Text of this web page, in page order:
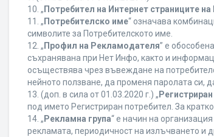
10. „ Потребител на Интернет страниците
11. „ Потребителско име“ означава
символите за Потребителското име.
12. „ Профил на Рекламодателя” е
съхранявана при Нет Инфо, както и
осъществява чрез въвеждане на
нейното ползване, да променя паролата си,
13. (доп. в сила от 01.03.2020 г.) „
под името Регистриран потребител. За
14. „ Рекламна група“ е начин на
рекламата, периодичност на излъчването и